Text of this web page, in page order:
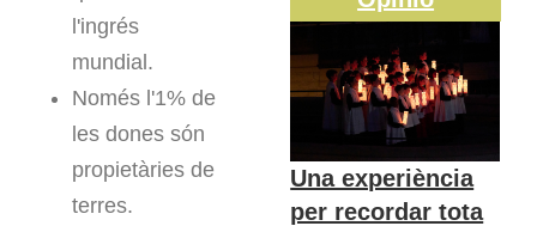
l'ingrés
mundial.
Només l'1% de
les dones són
propietàries de
terres.
Una experiència
per recordar tota